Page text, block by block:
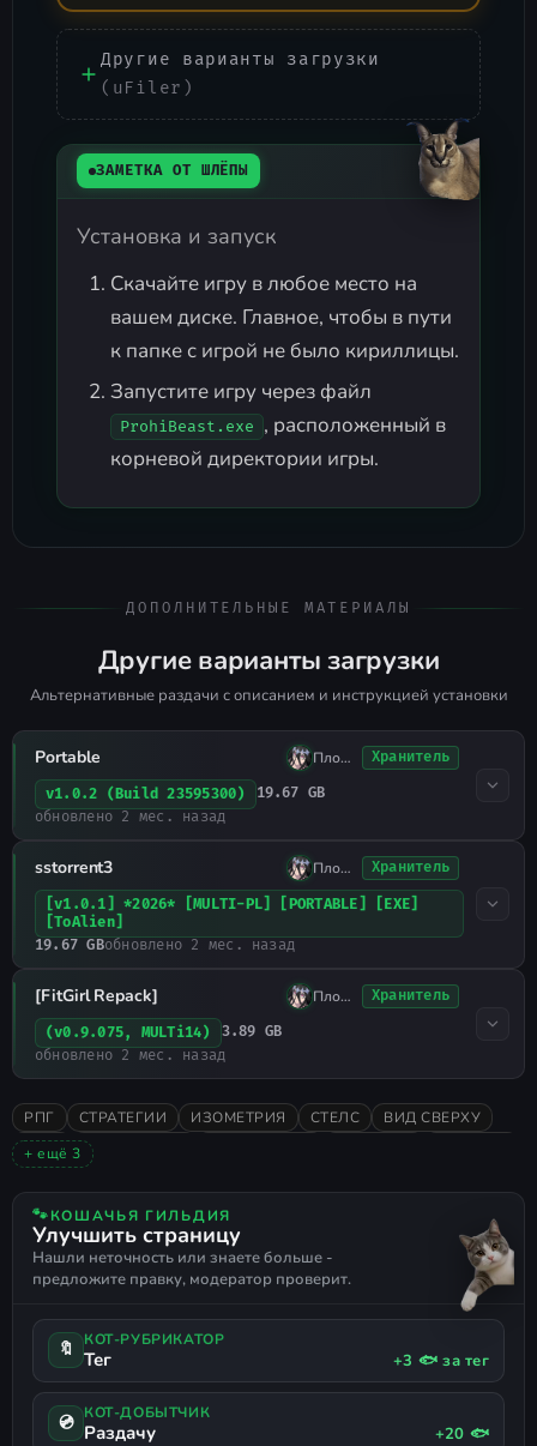
Другие варианты загрузки
(uFiler)
ЗАМЕТКА ОТ ШЛЁПЫ
Установка и запуск
Скачайте игру в любое место на
вашем диске. Главное, чтобы в пути
к папке с игрой не было кириллицы.
Запустите игру через файл
ProhiBeast.exe
, расположенный в
корневой директории игры.
ДОПОЛНИТЕЛЬНЫЕ МАТЕРИАЛЫ
Другие варианты загрузки
Альтернативные раздачи с описанием и инструкцией установки
Portable Плохо СпалХранитель
v1.0.2 (Build 23595300)
19.67 GB
обновлено 2 мес. назад
sstorrent3 Плохо СпалХранитель
[v1.0.1] *2026* [MULTI-PL] [PORTABLE] [EXE]
[ToAlien]
19.67 GBобновлено 2 мес. назад
[FitGirl Repack] Плохо СпалХранитель
(v0.9.075, MULTi14)
3.89 GB
обновлено 2 мес. назад
РПГ СТРАТЕГИИ ИЗОМЕТРИЯ СТЕЛС
ВИД СВЕРХУ
2026
ОДИНОЧНАЯ
+ ещё 3
🐾КОШАЧЬЯ ГИЛЬДИЯ
Улучшить страницу
Нашли неточность или знаете больше -
предложите правку, модератор проверит.
🔖 КОТ-РУБРИКАТОР
Тег +3 🐟 за тег
💿 КОТ-ДОБЫТЧИК
Раздачу +20 🐟